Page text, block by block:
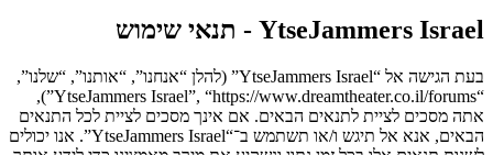
YtseJammers Israel - תנאי שימוש
בעת הגישה אל “YtseJammers Israel” (להלן “אנחנו”, “אותנו”, “שלנו”,
“YtseJammers Israel”, “https://www.dreamtheater.co.il/forums”),
אתה מסכים לציית לתנאים הבאים. אם אינך מסכים לציית לכל התנאים
הבאים, אנא אל תיגש ו/או תשתמש ב־“YtseJammers Israel”. אנו יכולים